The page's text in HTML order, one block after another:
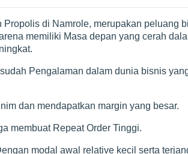
Propolis di Namrole, merupakan peluang
memiliki Masa depan yang cerah
Pengalaman dalam dunia bisnis
dan mendapatkan margin yang besar.
membuat Repeat Order Tinggi.
modal awal relative kecil serta